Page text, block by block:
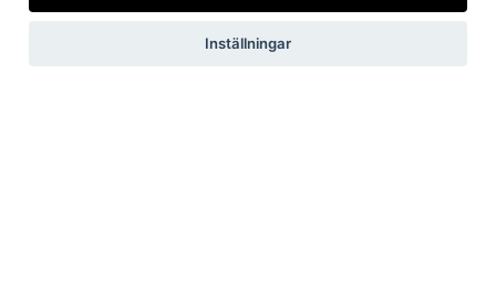
Inställningar